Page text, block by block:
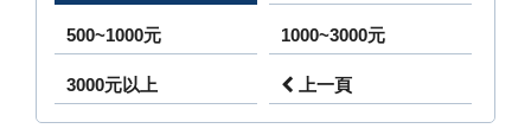
500~1000元 1000~3000元
3000元以上 上一頁